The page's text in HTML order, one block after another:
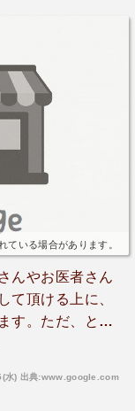
ている場合があります。
んやお医者さん
て頂ける上に、
す。ただ、とて
です。お薬の量
水) 出典:www.google.com